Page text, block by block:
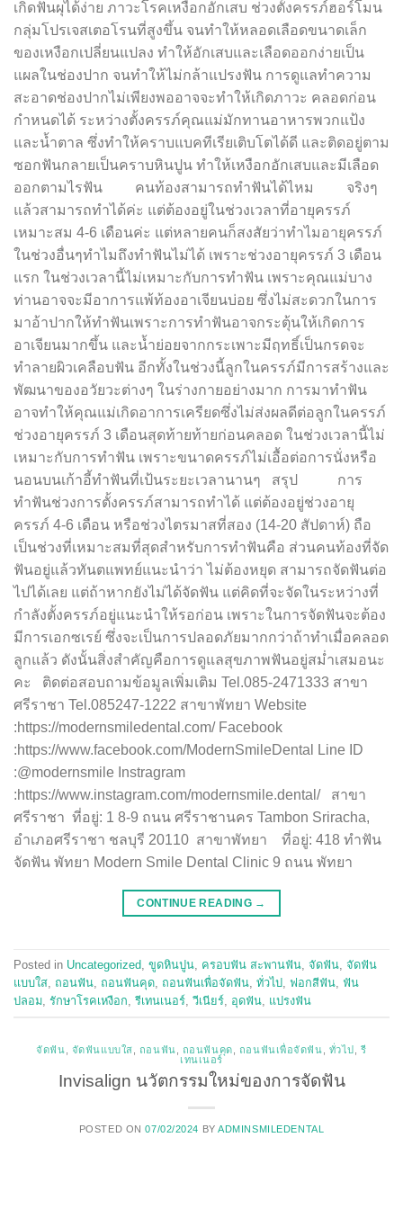
เกิดฟันผุได้ง่าย ภาวะโรคเหงือกอักเสบ ช่วงตั้งครรภ์ฮอร์โมน
กลุ่มโปรเจสเตอโรนที่สูงขึ้น จนทำให้หลอดเลือดขนาดเล็ก
ของเหงือกเปลี่ยนแปลง ทำให้อักเสบและเลือดออกง่ายเป็น
แผลในช่องปาก จนทำให้ไม่กล้าแปรงฟัน การดูแลทำความ
สะอาดช่องปากไม่เพียงพออาจจะทำให้เกิดภาวะ คลอดก่อน
กำหนดได้ ระหว่างตั้งครรภ์คุณแม่มักทานอาหารพวกแป้ง
และน้ำตาล ซึ่งทำให้คราบแบคทีเรียเติบโตได้ดี และติดอยู่ตาม
ซอกฟันกลายเป็นคราบหินปูน ทำให้เหงือกอักเสบและมีเลือด
ออกตามไรฟัน คนท้องสามารถทำฟันได้ไหม จริงๆ
แล้วสามารถทำได้ค่ะ แต่ต้องอยู่ในช่วงเวลาที่อายุครรภ์
เหมาะสม 4-6 เดือนค่ะ แต่หลายคนก็สงสัยว่าทำไมอายุครรภ์
ในช่วงอื่นๆทำไมถึงทำฟันไม่ได้ เพราะช่วงอายุครรภ์ 3 เดือน
แรก ในช่วงเวลานี้ไม่เหมาะกับการทำฟัน เพราะคุณแม่บาง
ท่านอาจจะมีอาการแพ้ท้องอาเจียนบ่อย ซึ่งไม่สะดวกในการ
มาอ้าปากให้ทำฟันเพราะการทำฟันอาจกระตุ้นให้เกิดการ
อาเจียนมากขึ้น และน้ำย่อยจากกระเพาะมีฤทธิ์เป็นกรดจะ
ทำลายผิวเคลือบฟัน อีกทั้งในช่วงนี้ลูกในครรภ์มีการสร้างและ
พัฒนาของอวัยวะต่างๆ ในร่างกายอย่างมาก การมาทำฟัน
อาจทำให้คุณแม่เกิดอาการเครียดซึ่งไม่ส่งผลดีต่อลูกในครรภ์
ช่วงอายุครรภ์ 3 เดือนสุดท้ายท้ายก่อนคลอด ในช่วงเวลานี้ไม่
เหมาะกับการทำฟัน เพราะขนาดครรภ์ไม่เอื้อต่อการนั่งหรือ
นอนบนเก้าอี้ทำฟันที่เป้นระยะเวลานานๆ สรุป การ
ทำฟันช่วงการตั้งครรภ์สามารถทำได้ แต่ต้องอยู่ช่วงอายุ
ครรภ์ 4-6 เดือน หรือช่วงไตรมาสที่สอง (14-20 สัปดาห์) ถือ
เป็นช่วงที่เหมาะสมที่สุดสำหรับการทำฟันคือ ส่วนคนท้องที่จัด
ฟันอยู่แล้วทันตแพทย์แนะนำว่า ไม่ต้องหยุด สามารถจัดฟันต่อ
ไปได้เลย แต่ถ้าหากยังไม่ได้จัดฟัน แต่คิดที่จะจัดในระหว่างที่
กำลังตั้งครรภ์อยู่แนะนำให้รอก่อน เพราะในการจัดฟันจะต้อง
มีการเอกซเรย์ ซึ่งจะเป็นการปลอดภัยมากกว่าถ้าทำเมื่อคลอด
ลูกแล้ว ดังนั้นสิ่งสำคัญคือการดูแลสุขภาพฟันอยู่สม่ำเสมอนะ
คะ ติดต่อสอบถามข้อมูลเพิ่มเติม Tel.085-2471333 สาขา
ศรีราชา Tel.085247-1222 สาขาพัทยา Website
:https://modernsmiledental.com/ Facebook
:https://www.facebook.com/ModernSmileDental Line ID
:@modernsmile Instragram
:https://www.instagram.com/modernsmile.dental/ สาขา
ศรีราชา ที่อยู่: 1 8-9 ถนน ศรีราชานคร Tambon Sriracha,
อำเภอศรีราชา ชลบุรี 20110 สาขาพัทยา ที่อยู่: 418 ทำฟัน
จัดฟัน พัทยา Modern Smile Dental Clinic 9 ถนน พัทยา
CONTINUE READING →
Posted in Uncategorized ขูดหินปูน ครอบฟัน สะพานฟัน จัดฟัน จัดฟัน
แบบใส ถอนฟัน ถอนฟันคุด ถอนฟันเพื่อจัดฟัน ทั่วไป ฟอกสีฟัน ฟัน
ปลอม รักษาโรคเหงือก รีเทนเนอร์ วีเนียร์ อุดฟัน แปรงฟัน
จัดฟัน จัดฟันแบบใส ถอนฟัน ถอนฟันคุด ถอนฟันเพื่อจัดฟัน ทั่วไป ,รี
เทนเนอร์
Invisalign นวัตกรรมใหม่ของการจัดฟัน
POSTED ON07/02/2024 BYADMINSMILEDENTAL